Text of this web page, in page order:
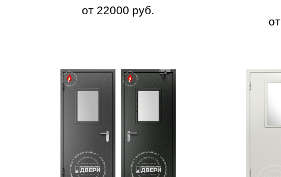
от 22000 руб.
от